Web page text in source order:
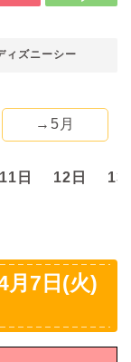
ィズニーシー
→5月
11日 12日 13
月7日(火)